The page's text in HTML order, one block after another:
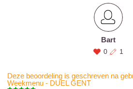
Bart
0 1
Deze beoordeling is geschreven na
Weekmenu - DUEL GENT